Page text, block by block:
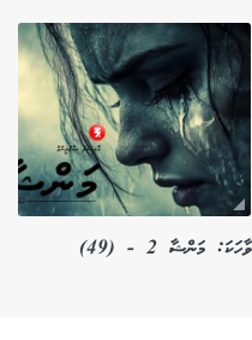
ވާހަކަ: މަންޝާ 2 - (49)